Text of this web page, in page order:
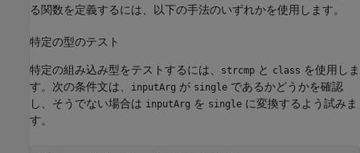
る関数を定義するには、以下の手法のいずれかを使用します。
特定の型のテスト
特定の組み込み型をテストするには、 strcmp と class を使用しま
す。次の条件文は、
inputArg が single であるかどうかを確認
し、そうでない場合は inputArg を single に変換するよう試みま
す。